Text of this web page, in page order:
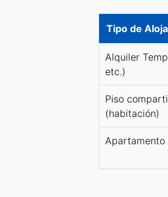
Tipo de
Alquiler
etc.)
Piso
(habitación)
Apartamento